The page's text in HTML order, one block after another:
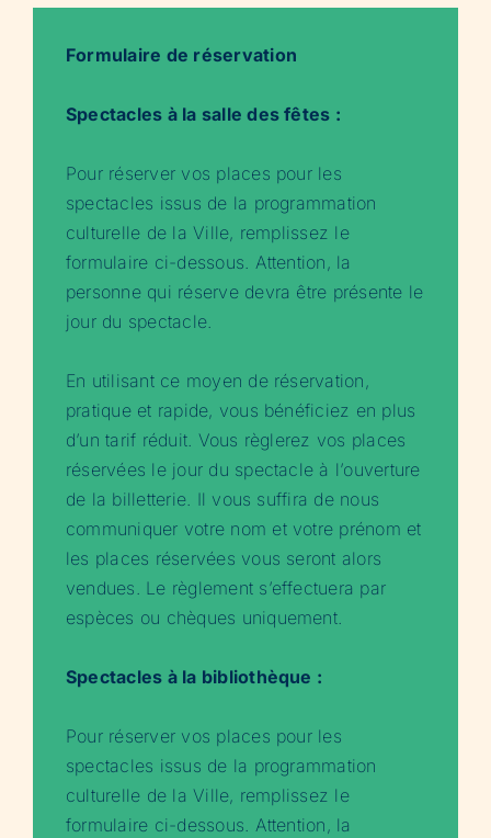
Formulaire de réservation
Spectacles à la salle des fêtes :
Pour réserver vos places pour les
spectacles issus de la programmation
culturelle de la Ville, remplissez le
formulaire ci-dessous. Attention, la
personne qui réserve devra être présente le
jour du spectacle.
En utilisant ce moyen de réservation,
pratique et rapide, vous bénéficiez en plus
d’un tarif réduit. Vous règlerez vos places
réservées le jour du spectacle à l’ouverture
de la billetterie. Il vous suffira de nous
communiquer votre nom et votre prénom et
les places réservées vous seront alors
vendues. Le règlement s’effectuera par
espèces ou chèques uniquement.
Spectacles à la bibliothèque :
Pour réserver vos places pour les
spectacles issus de la programmation
culturelle de la Ville, remplissez le
formulaire ci-dessous. Attention, la